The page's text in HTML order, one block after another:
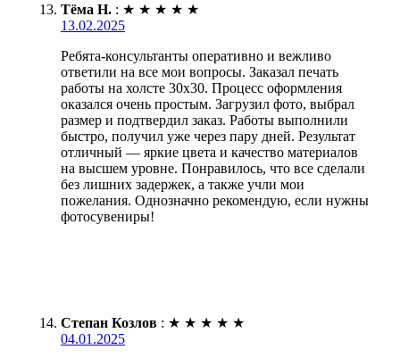
Тёма Н. : ★ ★ ★ ★ ★
13.02.2025
Ребята-консультанты оперативно и вежливо
ответили на все мои вопросы. Заказал печать
работы на холсте 30х30. Процесс оформления
оказался очень простым. Загрузил фото, выбрал
размер и подтвердил заказ. Работы выполнили
быстро, получил уже через пару дней. Результат
отличный — яркие цвета и качество материалов
на высшем уровне. Понравилось, что все сделали
без лишних задержек, а также учли мои
пожелания. Однозначно рекомендую, если нужны
фотосувениры!
Степан Козлов : ★ ★ ★ ★ ★
04.01.2025